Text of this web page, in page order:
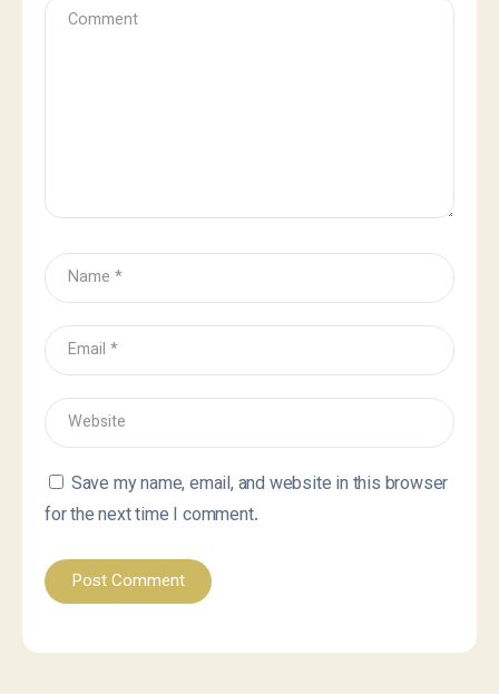
Save my name, email, and website in this browser
for the next time I comment.